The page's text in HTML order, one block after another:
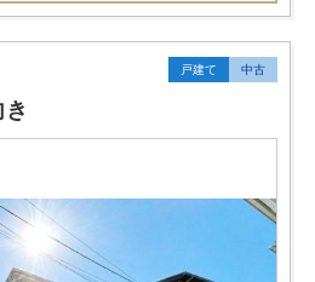
戸建て 中古